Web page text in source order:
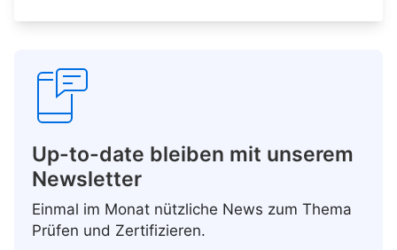
Up-to-date bleiben mit unserem
Newsletter
Einmal im Monat nützliche News zum Thema
Prüfen und Zertifizieren.